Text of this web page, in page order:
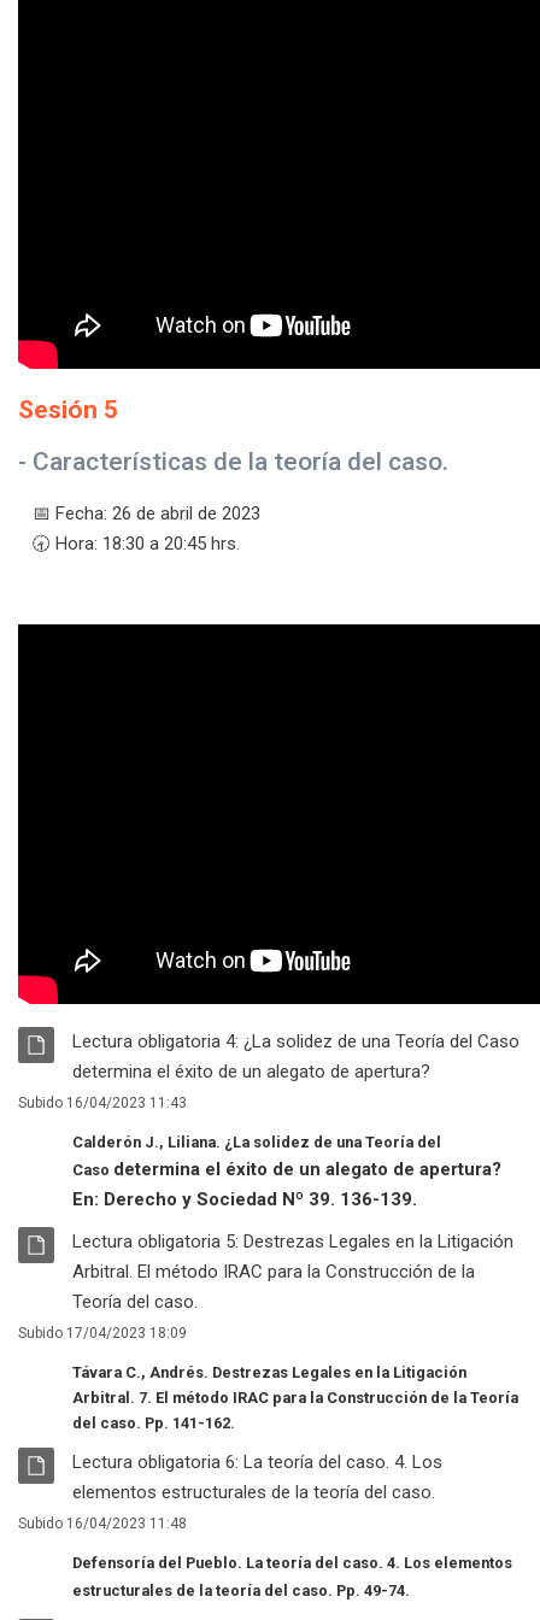
Sesión 5
- Características de la teoría del caso.
📅 Fecha: 26 de abril de 2023
🕣 Hora: 18:30 a 20:45 hrs.
RECURSO
Lectura obligatoria 4: ¿La solidez de una Teoría del Caso
determina el éxito de un alegato de apertura?
Subido 16/04/2023 11:43
Calderón J., Liliana. ¿La solidez de una Teoría del
Caso determina el éxito de un alegato de apertura?
En: Derecho y Sociedad Nº 39. 136-139.
RECURSO
Lectura obligatoria 5: Destrezas Legales en la Litigación
Arbitral. El método IRAC para la Construcción de la
Teoría del caso.
Subido 17/04/2023 18:09
Távara C., Andrés. Destrezas Legales en la Litigación
Arbitral. 7. El método IRAC para la Construcción de la Teoría
del caso. Pp. 141-162.
RECURSO
Lectura obligatoria 6: La teoría del caso. 4. Los
elementos estructurales de la teoría del caso.
Subido 16/04/2023 11:48
Defensoría del Pueblo. La teoría del caso. 4. Los elementos
estructurales de la teoría del caso. Pp. 49-74.